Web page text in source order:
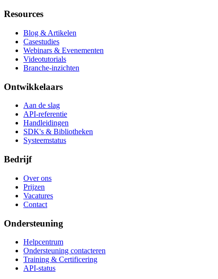
Resources
Blog & Artikelen
Casestudies
Webinars & Evenementen
Videotutorials
Branche-inzichten
Ontwikkelaars
Aan de slag
API-referentie
Handleidingen
SDK's & Bibliotheken
Systeemstatus
Bedrijf
Over ons
Prijzen
Vacatures
Contact
Ondersteuning
Helpcentrum
Ondersteuning contacteren
Training & Certificering
API-status